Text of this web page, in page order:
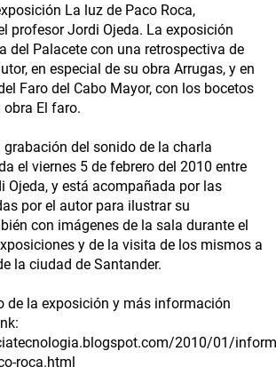
La luz de Paco Roca,
profesor Jordi Ojeda. La exposición
del Palacete con una retrospectiva de
en especial de su obra Arrugas, y en
Faro del Cabo Mayor, con los bocetos
El faro.
grabación del sonido de la charla
el viernes 5 de febrero del 2010 entre
Ojeda, y está acompañada por las
por el autor para ilustrar su
con imágenes de la sala durante el
y de la visita de los mismos a
la ciudad de Santander.
de la exposición y más información
2010/01/
roca.html